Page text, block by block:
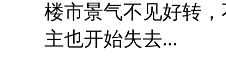
楼市景气不见好转
主也开始失去...